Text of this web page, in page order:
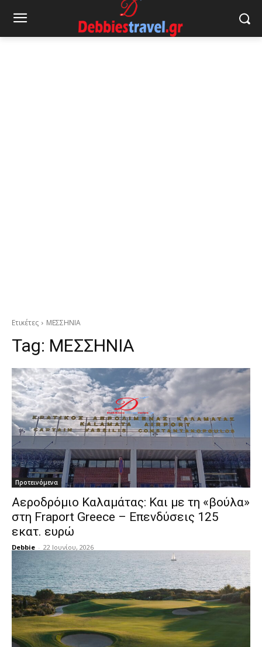
Ετικέτες ΜΕΣΣΗΝΙΑ
Tag: ΜΕΣΣΗΝΙΑ
Προτεινόμενα
Αεροδρόμιο Καλαμάτας: Και με τη «βούλα»
στη Fraport Greece – Επενδύσεις 125
εκατ. ευρώ
Debbie - 22 Ιουνίου, 2026